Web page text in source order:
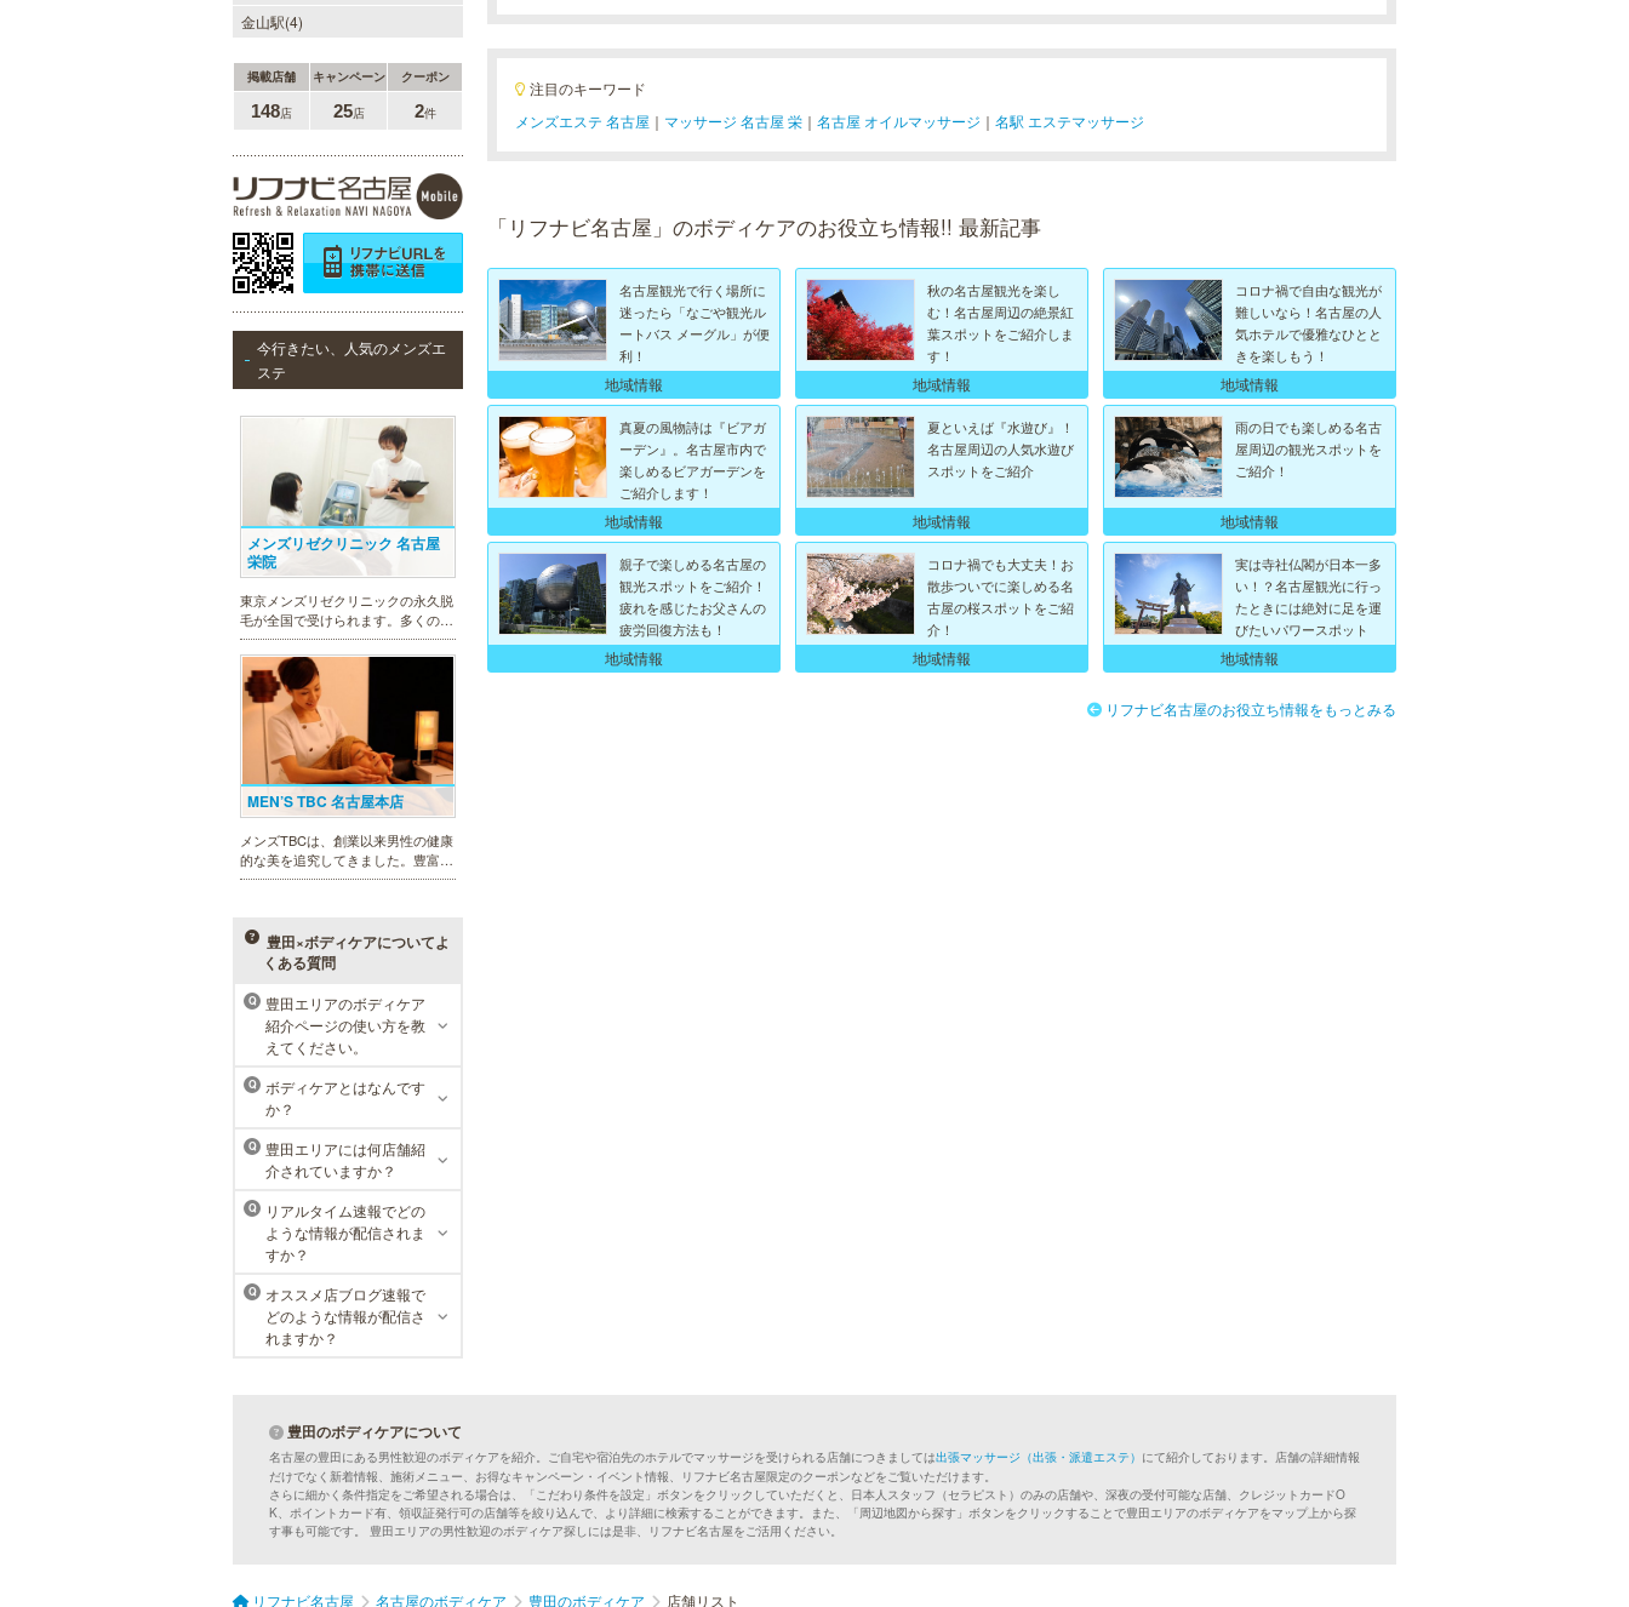
金山駅(4)
掲載店舗 キャンペーン クーポン
148店 25店 2件
今行きたい、人気のメンズエ
ステ
メンズリゼクリニック 名古屋
栄院
東京メンズリゼクリニックの永久脱
毛が全国で受けられます。多くの男
性患者様にご支持頂き、新宿1院か
ら始まったメンズリゼクリニック
が、現在では提携院含め全国10院を
展開するクリニックになりました。
MEN’S TBC 名古屋本店
メンズTBCは、創業以来男性の健康
的な美を追究してきました。豊富な
脱毛メニューを始め、フェイシャル
べる種類の多さで初めての方も安心
です。
ラ・パルレ 名古屋本店
ラ・パルレでは、内側からも外側か
らも健康的に美しく男性をサポー
ト。脱メタボリックやダイエット、
マッチョコースやにきび内外コー
ス、アロマトリートメント等多彩な
メニューをご用意。お得な体験コー
豊田×ボディケアについてよ
くある質問
Q
豊田エリアのボディケア
紹介ページの使い方を教
えてください。
Q
ボディケアとはなんです
か？
Q
豊田エリアには何店舗紹
介されていますか？
Q
リアルタイム速報でどの
ような情報が配信されま
すか？
Q
オススメ店ブログ速報で
どのような情報が配信さ
れますか？
注目のキーワード
メンズエステ 名古屋 ｜ マッサージ 名古屋 栄 ｜ 名古屋 オイルマッサージ ｜ 名駅 エステマッサージ
「リフナビ名古屋」のボディケアのお役立ち情報!! 最新記事
名古屋観光で行く場所に
迷ったら「なごや観光ル
ートバス メーグル」が便
利！
地域情報
秋の名古屋観光を楽し
む！名古屋周辺の絶景紅
葉スポットをご紹介しま
す！
地域情報
コロナ禍で自由な観光が
難しいなら！名古屋の人
気ホテルで優雅なひとと
きを楽しもう！
地域情報
真夏の風物詩は『ビアガ
ーデン』。名古屋市内で
楽しめるビアガーデンを
ご紹介します！
地域情報
夏といえば『水遊び』！
名古屋周辺の人気水遊び
スポットをご紹介
地域情報
雨の日でも楽しめる名古
屋周辺の観光スポットを
ご紹介！
地域情報
親子で楽しめる名古屋の
観光スポットをご紹介！
疲れを感じたお父さんの
疲労回復方法も！
地域情報
コロナ禍でも大丈夫！お
散歩ついでに楽しめる名
古屋の桜スポットをご紹
介！
地域情報
実は寺社仏閣が日本一多
い！？名古屋観光に行っ
たときには絶対に足を運
びたいパワースポット
地域情報
リフナビ名古屋のお役立ち情報をもっとみる
豊田のボディケアについて
名古屋の豊田にある男性歓迎のボディケアを紹介。ご自宅や宿泊先のホテルでマッサージを受けられる店舗につきましては出張マッサージ（出張・派遣エステ） にて紹介しております。店舗の詳細情報
だけでなく新着情報、施術メニュー、お得なキャンペーン・イベント情報、リフナビ名古屋限定のクーポンなどをご覧いただけます。
さらに細かく条件指定をご希望される場合は、「こだわり条件を設定」ボタンをクリックしていただくと、日本人スタッフ（セラピスト）のみの店舗や、深夜の受付可能な店舗、クレジットカードO
K、ポイントカード有、領収証発行可の店舗等を絞り込んで、より詳細に検索することができます。また、「周辺地図から探す」ボタンをクリックすることで豊田エリアのボディケアをマップ上から探
す事も可能です。 豊田エリアの男性歓迎のボディケア探しには是非、リフナビ名古屋をご活用ください。
リフナビ名古屋 名古屋のボディケア 豊田のボディケア 店舗リスト